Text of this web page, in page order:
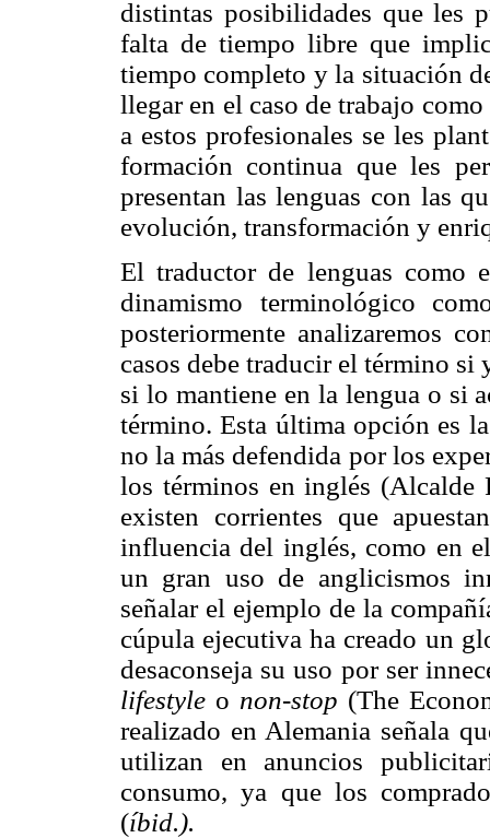
distintas posibilidades que les
falta de tiempo libre que
tiempo completo y la situación
llegar en el caso de trabajo como
a estos profesionales se les
formación continua que les
presentan las lenguas con las
evolución, transformación y
El traductor de lenguas como
dinamismo terminológico
posteriormente analizaremos
casos debe traducir el término si
si lo mantiene en la lengua o si
término. Esta última opción es
no la más defendida por los
los términos en inglés (Alcalde
existen corrientes que
influencia del inglés, como en
un gran uso de anglicismos
señalarel ejemplo de la
cúpula ejecutiva ha creado un
desaconseja su uso por ser
lifestyle o non-stop (The
realizado en Alemania señala
utilizan en anuncios
consumo, ya que los
(íbid.).